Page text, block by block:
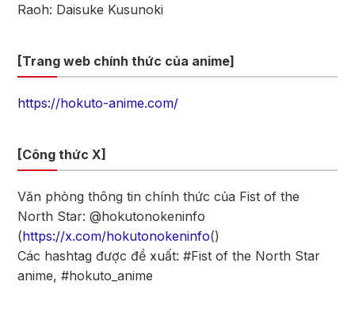
Raoh: Daisuke Kusunoki
[Trang web chính thức của anime]
https://hokuto-anime.com/
[Công thức X]
Văn phòng thông tin chính thức của Fist of the
North Star: @hokutonokeninfo
(https://x.com/hokutonokeninfo()
Các hashtag được đề xuất: #Fist of the North Star
anime, #hokuto_anime